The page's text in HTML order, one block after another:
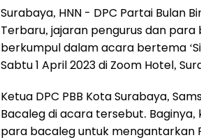
Surabaya, HNN - DPC Partai Bulan
Terbaru, jajaran pengurus dan
berkumpul dalam acara bertema
Sabtu 1 April 2023 di Zoom Hotel,
Ketua DPC PBB Kota Surabaya,
Bacaleg di acara tersebut.
para bacaleg untuk mengantarkan